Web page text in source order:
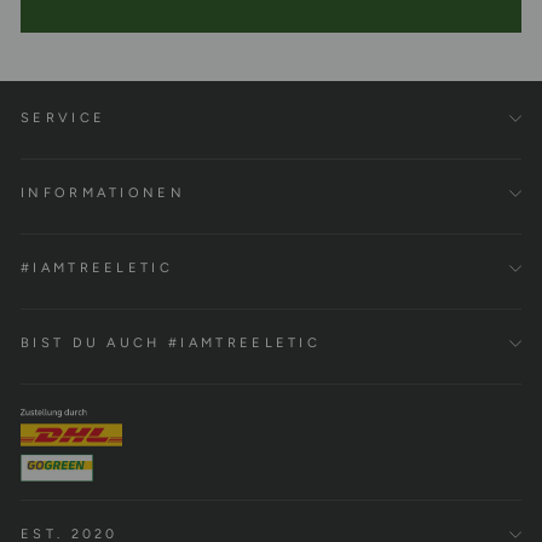
SERVICE
INFORMATIONEN
#IAMTREELETIC
BIST DU AUCH #IAMTREELETIC
EST. 2020